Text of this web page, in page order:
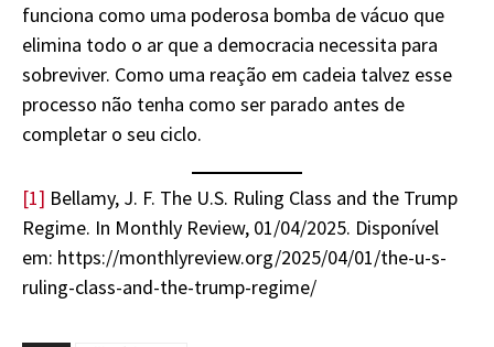
funciona como uma poderosa bomba de vácuo que
elimina todo o ar que a democracia necessita para
sobreviver. Como uma reação em cadeia talvez esse
processo não tenha como ser parado antes de
completar o seu ciclo.
[1] Bellamy, J. F. The U.S. Ruling Class and the Trump
Regime. In Monthly Review, 01/04/2025. Disponível
em: https://monthlyreview.org/2025/04/01/the-u-s-
ruling-class-and-the-trump-regime/